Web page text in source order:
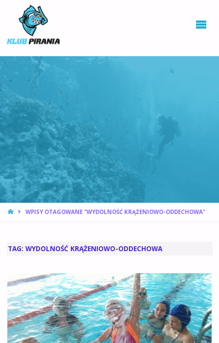
HOKEJ
STRONA
WPISY OTAGOWANE "WYDOLNOŚĆ KRĄŻENIOWO-ODDECHOWA"
TAG: WYDOLNOŚĆ KRĄŻENIOWO-ODDECHOWA